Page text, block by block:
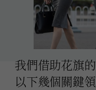
我們借助花旗
以下幾個關鍵